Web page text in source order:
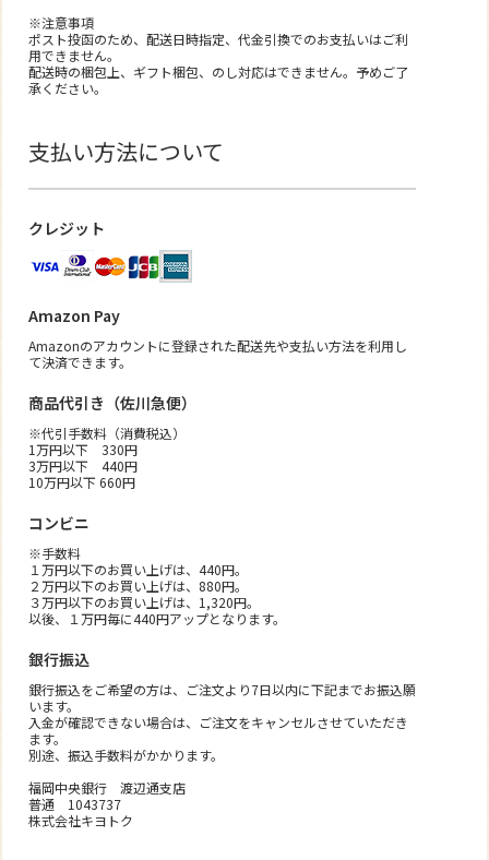
※注意事項
ポスト投函のため、配送日時指定、代金引換でのお支払いはご利
用できません。
配送時の梱包上、ギフト梱包、のし対応はできません。予めご了
承ください。
支払い方法について
クレジット
Amazon Pay
Amazonのアカウントに登録された配送先や支払い方法を利用し
て決済できます。
商品代引き（佐川急便）
※代引手数料（消費税込）
1万円以下 330円
3万円以下 440円
10万円以下 660円
コンビニ
※手数料
１万円以下のお買い上げは、440円。
２万円以下のお買い上げは、880円。
３万円以下のお買い上げは、1,320円。
以後、１万円毎に440円アップとなります。
銀行振込
銀行振込をご希望の方は、ご注文より7日以内に下記までお振込願
います。
入金が確認できない場合は、ご注文をキャンセルさせていただき
ます。
別途、振込手数料がかかります。
福岡中央銀行 渡辺通支店
普通 1043737
株式会社キヨトク